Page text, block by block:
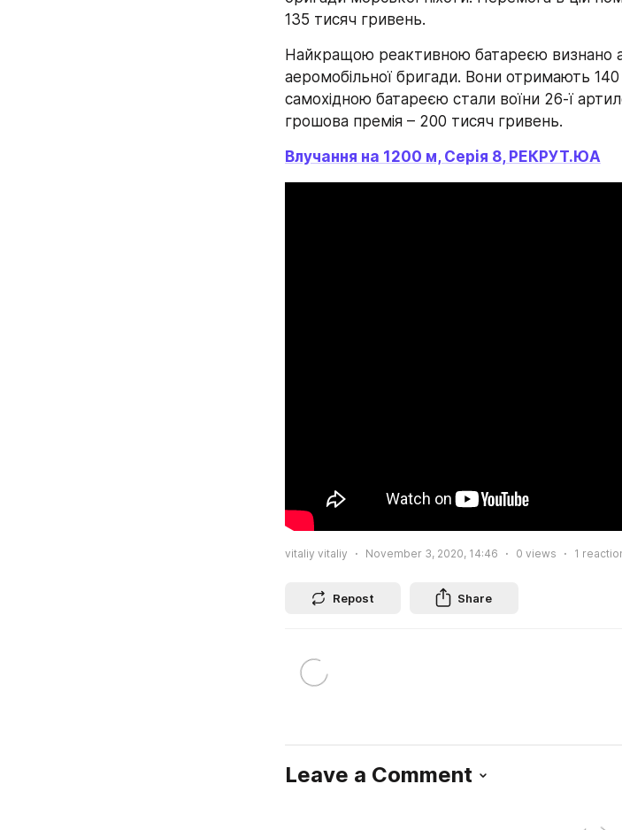
135 тисяч гривень.
Найкращою реактивною батареєю визнано
аеромобільної бригади. Вони отримають
самохідною батареєю стали воїни 26-ї
грошова премія – 200 тисяч гривень.
Влучання на 1200 м, Серія 8, РЕКРУТ.ЮА
vitaliy vitaliy November 3, 2020, 14:46 0 views 1
Repost Share
Leave a Comment